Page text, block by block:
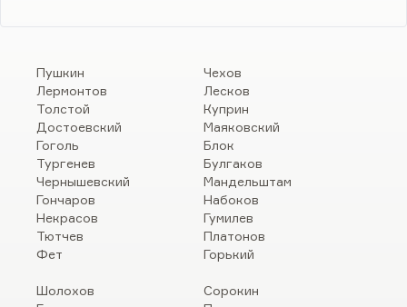
Пушкин
Лермонтов
Толстой
Достоевский
Гоголь
Тургенев
Чернышевский
Гончаров
Некрасов
Тютчев
Фет
Чехов
Лесков
Куприн
Маяковский
Блок
Булгаков
Мандельштам
Набоков
Гумилев
Платонов
Горький
Шолохов
Сорокин